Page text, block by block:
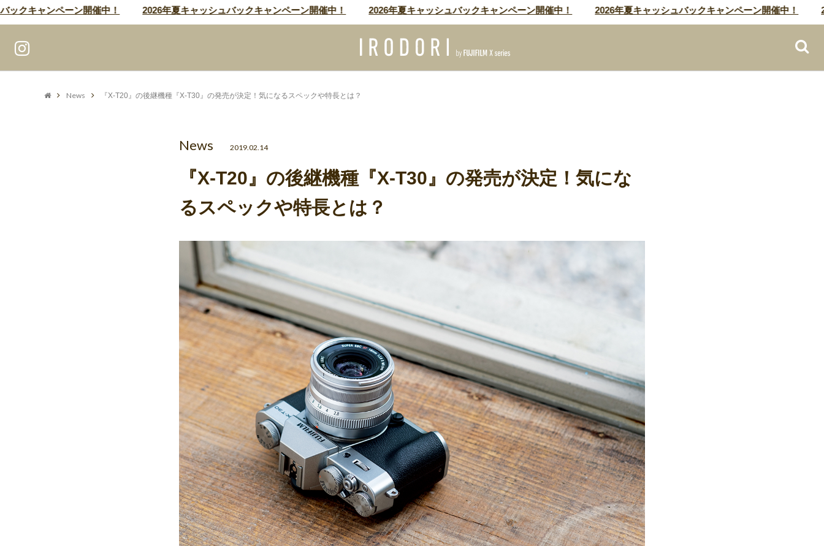
ャンペーン開催中！ 2026年夏キャッシュバックキャンペーン開催中！ 2026年夏キャッシュバックキャンペーン開催中！ 2026年夏キャッシュバックキャンペーン開催中！ 2026
News 『X-T20』の後継機種『X-T30』の発売が決定！気になるスペックや特長とは？
News 2019.02.14
『X-T20』の後継機種『X-T30』の発売が決定！気にな
るスペックや特長とは？